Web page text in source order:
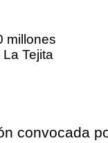
millones
Tejita
convocada